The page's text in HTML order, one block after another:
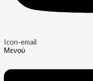
Icon-email
Μενού